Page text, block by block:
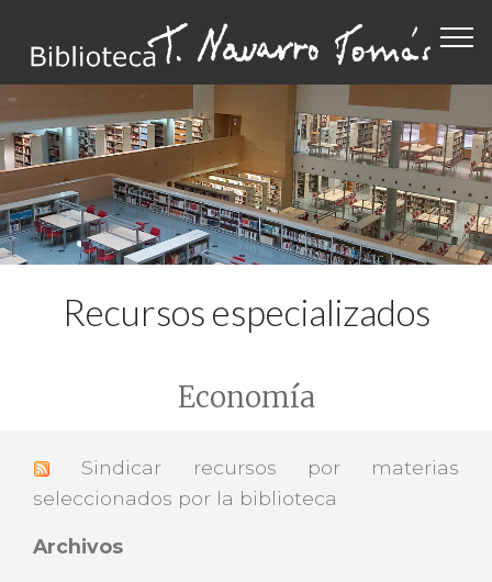
Recursos especializados
Economía
Sindicar recursos por materias
seleccionados por la biblioteca
Archivos